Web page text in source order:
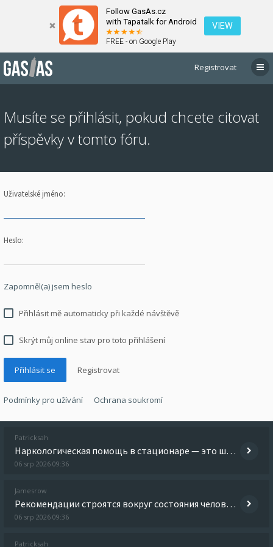
Follow GasAs.cz
with Tapatalk for Android
FREE - on Google Play
VIEW
Registrovat
Musíte se přihlásit, pokud chcete citovat
příspěvky v tomto fóru.
Uživatelské jméno:
Heslo:
Zapomněl(a) jsem heslo
Přihlásit mě automaticky při každé návštěvě
Skrýt můj online stav pro toto přihlášení
Registrovat
Podmínky pro užívání Ochrana soukromí
Patricksah
Наркологическая помощь в стационаре — это шанс прервать замкнутый круг и сделать первый шаг к восстановлению. В стациона
06 srp 2026 09:36
Jamesrow
Рекомендации строятся вокруг состояния человека, а не по универсальному шаблону для всех случаев. Детальнее - вывод из
06 srp 2026 09:36
Patricksah